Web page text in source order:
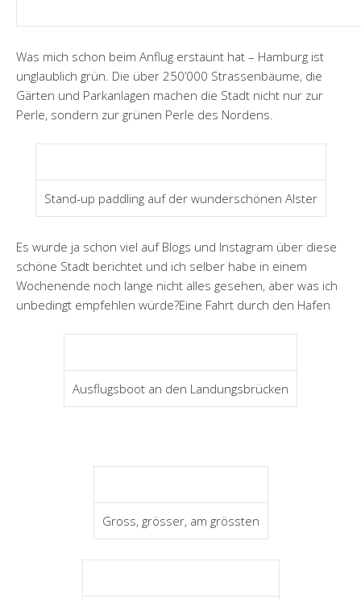
Was mich schon beim Anflug erstaunt hat – Hamburg ist
unglaublich grün. Die über 250’000 Strassenbäume, die
Gärten und Parkanlagen machen die Stadt nicht nur zur
Perle, sondern zur grünen Perle des Nordens.
Stand-up paddling auf der wunderschönen Alster
Es wurde ja schon viel auf Blogs und Instagram über diese
schöne Stadt berichtet und ich selber habe in einem
Wochenende noch lange nicht alles gesehen, aber was ich
unbedingt empfehlen würde?Eine Fahrt durch den Hafen
Ausflugsboot an den Landungsbrücken
Gross, grösser, am grössten